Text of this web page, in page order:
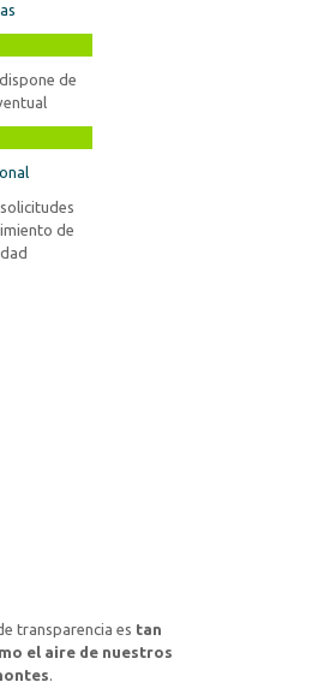
de
de
transparencia es tan
el aire de nuestros
.